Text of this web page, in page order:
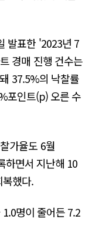
발표한 '2023년 7
경매 진행 건수는
37.5%의 낙찰률
포인트(p) 오른 수
가율도 6월
하면서 지난해 10
했다.
명이 줄어든 7.2